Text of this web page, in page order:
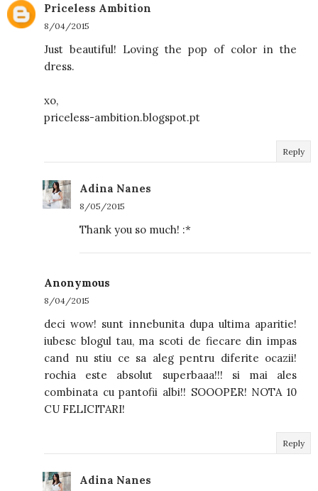
Priceless Ambition
8/04/2015
Just beautiful! Loving the pop of color in the
dress.
xo,
priceless-ambition.blogspot.pt
Reply
Adina Nanes
8/05/2015
Thank you so much! :*
Anonymous
8/04/2015
deci wow! sunt innebunita dupa ultima aparitie!
iubesc blogul tau, ma scoti de fiecare din impas
cand nu stiu ce sa aleg pentru diferite ocazii!
rochia este absolut superbaaa!!! si mai ales
combinata cu pantofii albi!! SOOOPER! NOTA 10
CU FELICITARI!
Reply
Adina Nanes